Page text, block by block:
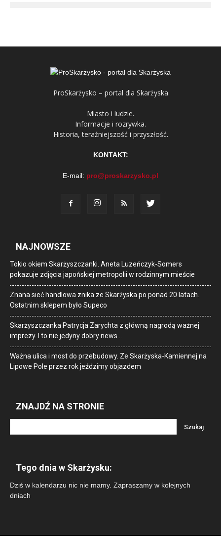
ProSkarżysko – portal dla Skarżyska
Miasto i ludzie.
Informacje i rozrywka.
Historia, teraźniejszość i przyszłość.
KONTAKT:
E-mail: pro@proskarzysko.pl
NAJNOWSZE
Tokio okiem Skarżyszczanki. Aneta Luzeńczyk-Somers
pokazuje zdjęcia japońskiej metropolii w rodzinnym mieście
Znana sieć handlowa znika ze Skarżyska po ponad 20 latach.
Ostatnim sklepem było Supeco
Skarżyszczanka Patrycja Zarychta z główną nagrodą ważnej
imprezy. I to nie jedyny dobry news…
Ważna ulica i most do przebudowy. Ze Skarżyska-Kamiennej na
Lipowe Pole przez rok jeździmy objazdem
ZNAJDŹ NA STRONIE
Tego dnia w Skarżysku:
Dziś w kalendarzu nic nie mamy. Zapraszamy w kolejnych
dniach